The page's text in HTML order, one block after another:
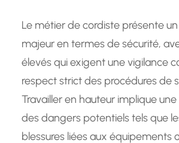
Le métier de cordiste présente
majeur en termes de sécurité,
élevés qui exigent une vigilance
respect strict des procédures de
Travailler en hauteur implique
des dangers potentiels tels que
blessures liées aux équipements